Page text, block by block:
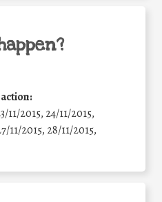
11/2015, 24/11/2015,
11/2015, 28/11/2015,